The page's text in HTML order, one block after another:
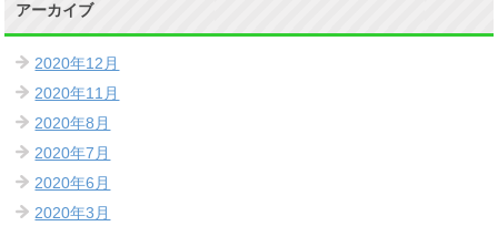
アーカイブ
2020年12月
2020年11月
2020年8月
2020年7月
2020年6月
2020年3月